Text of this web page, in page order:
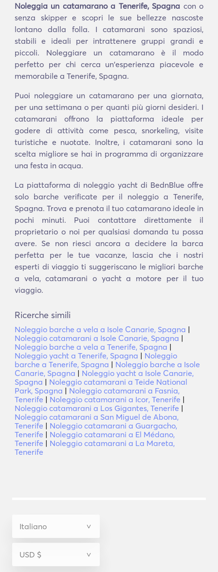
Noleggia un catamarano a Tenerife, Spagna con o
senza skipper e scopri le sue bellezze nascoste
lontano dalla folla. I catamarani sono spaziosi,
stabili e ideali per intrattenere gruppi grandi e
piccoli. Noleggiare un catamarano è il modo
perfetto per chi cerca un'esperienza piacevole e
memorabile a Tenerife, Spagna.
Puoi noleggiare un catamarano per una giornata,
per una settimana o per quanti più giorni desideri. I
catamarani offrono la piattaforma ideale per
godere di attività come pesca, snorkeling, visite
turistiche e nuotate. Inoltre, i catamarani sono la
scelta migliore se hai in programma di organizzare
una festa in acqua.
La piattaforma di noleggio yacht di BednBlue offre
solo barche verificate per il noleggio a Tenerife,
Spagna. Trova e prenota il tuo catamarano ideale in
pochi minuti. Puoi contattare direttamente il
proprietario o noi per qualsiasi domanda tu possa
avere. Se non riesci ancora a decidere la barca
perfetta per le tue vacanze, lascia che i nostri
esperti di viaggio ti suggeriscano le migliori barche
a vela, catamarani o yacht a motore per il tuo
viaggio.
Ricerche simili
Noleggio barche a vela a Isole Canarie, Spagna |
Noleggio catamarani a Isole Canarie, Spagna |
Noleggio barche a vela a Tenerife, Spagna |
Noleggio yacht a Tenerife, Spagna | Noleggio
barche a Tenerife, Spagna | Noleggio barche a Isole
Canarie, Spagna | Noleggio yacht a Isole Canarie,
Spagna | Noleggio catamarani a Teide National
Park, Spagna | Noleggio catamarani a Fasnia,
Tenerife | Noleggio catamarani a Icor, Tenerife |
Noleggio catamarani a Los Gigantes, Tenerife |
Noleggio catamarani a San Miguel de Abona,
Tenerife | Noleggio catamarani a Guargacho,
Tenerife | Noleggio catamarani a El Médano,
Tenerife | Noleggio catamarani a La Mareta,
Tenerife